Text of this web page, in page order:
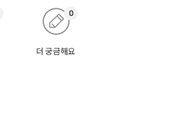
더 궁금해요
0